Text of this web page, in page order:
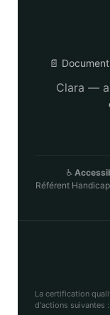
📄
Clara —
♿
Référent Handicap
La certification
d'actions suivantes :